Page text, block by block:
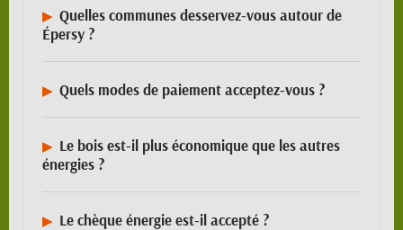
Quelles communes desservez-vous autour de
Épersy ?
Quels modes de paiement acceptez-vous ?
Le bois est-il plus économique que les autres
énergies ?
Le chèque énergie est-il accepté ?